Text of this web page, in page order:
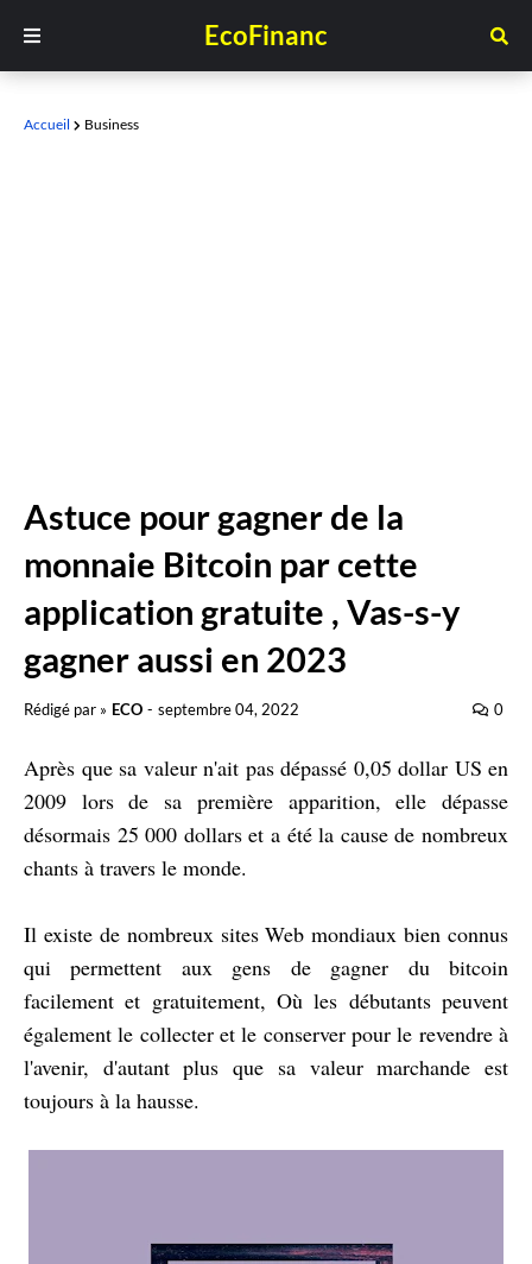
EcoFinanc
Accueil Business
Astuce pour gagner de la
monnaie Bitcoin par cette
application gratuite , Vas-s-y
gagner aussi en 2023
Rédigé par » ECO - septembre 04, 2022 0
Après que sa valeur n'ait pas dépassé 0,05 dollar US en
2009 lors de sa première apparition, elle dépasse
désormais 25 000 dollars et a été la cause de nombreux
chants à travers le monde.
Il existe de nombreux sites Web mondiaux bien connus
qui permettent aux gens de gagner du bitcoin
facilement et gratuitement, Où les débutants peuvent
également le collecter et le conserver pour le revendre à
l'avenir, d'autant plus que sa valeur marchande est
toujours à la hausse.